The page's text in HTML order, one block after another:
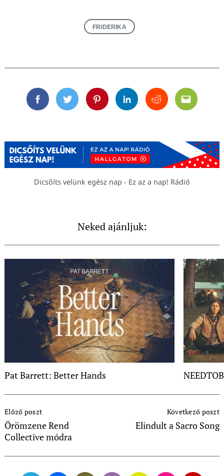
FRIDERIKA
FacebookTwitterPinterestLinkedinRedditEmail
Dicsőíts velünk egész nap - Ez az a nap! Rádió
Neked ajánljuk:
Pat Barrett: Better Hands
Navigation
Előző poszt
Örömzene Rend
Collective módra
Következő poszt
Elindult a Sacro Song